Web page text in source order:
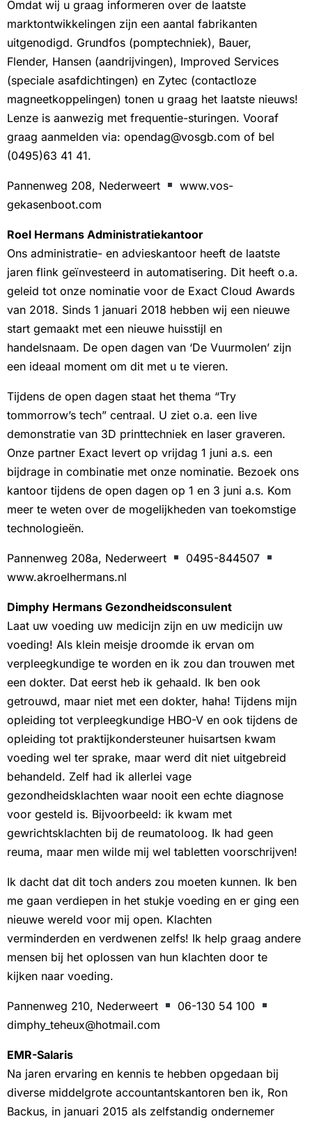
Omdat wij u graag informeren over de laatste
marktontwikkelingen zijn een aantal fabrikanten
uitgenodigd. Grundfos (pomptechniek), Bauer,
Flender, Hansen (aandrijvingen), Improved Services
(speciale asafdichtingen) en Zytec (contactloze
magneetkoppelingen) tonen u graag het laatste nieuws!
Lenze is aanwezig met frequentie-sturingen. Vooraf
graag aanmelden via: opendag@vosgb.com of bel
(0495)63 41 41.
Pannenweg 208, Nederweert
www.vos-
gekasenboot.com
Roel Hermans Administratiekantoor
Ons administratie- en advieskantoor heeft de laatste
jaren flink geïnvesteerd in automatisering. Dit heeft o.a.
geleid tot onze nominatie voor de Exact Cloud Awards
van 2018. Sinds 1 januari 2018 hebben wij een nieuwe
start gemaakt met een nieuwe huisstijl en
handelsnaam. De open dagen van ‘De Vuurmolen’ zijn
een ideaal moment om dit met u te vieren.
Tijdens de open dagen staat het thema “Try
tommorrow’s tech” centraal. U ziet o.a. een live
demonstratie van 3D printtechniek en laser graveren.
Onze partner Exact levert op vrijdag 1 juni a.s. een
bijdrage in combinatie met onze nominatie. Bezoek ons
kantoor tijdens de open dagen op 1 en 3 juni a.s. Kom
meer te weten over de mogelijkheden van toekomstige
technologieën.
Pannenweg 208a, Nederweert
0495-844507
www.akroelhermans.nl
Dimphy Hermans Gezondheidsconsulent
Laat uw voeding uw medicijn zijn en uw medicijn uw
voeding! Als klein meisje droomde ik ervan om
verpleegkundige te worden en ik zou dan trouwen met
een dokter. Dat eerst heb ik gehaald. Ik ben ook
getrouwd, maar niet met een dokter, haha! Tijdens mijn
opleiding tot verpleegkundige HBO-V en ook tijdens de
opleiding tot praktijkondersteuner huisartsen kwam
voeding wel ter sprake, maar werd dit niet uitgebreid
behandeld. Zelf had ik allerlei vage
gezondheidsklachten waar nooit een echte diagnose
voor gesteld is. Bijvoorbeeld: ik kwam met
gewrichtsklachten bij de reumatoloog. Ik had geen
reuma, maar men wilde mij wel tabletten voorschrijven!
Ik dacht dat dit toch anders zou moeten kunnen. Ik ben
me gaan verdiepen in het stukje voeding en er ging een
nieuwe wereld voor mij open. Klachten
verminderden en verdwenen zelfs! Ik help graag andere
mensen bij het oplossen van hun klachten door te
kijken naar voeding.
Pannenweg 210, Nederweert
06-130 54 100
dimphy_teheux@hotmail.com
EMR-Salaris
Na jaren ervaring en kennis te hebben opgedaan bij
diverse middelgrote accountantskantoren ben ik, Ron
Backus, in januari 2015 als zelfstandig ondernemer